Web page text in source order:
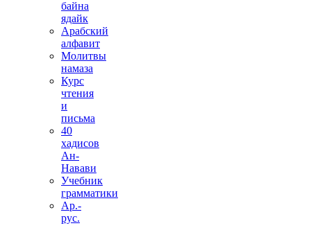
байна
ядайк
Арабский
алфавит
Молитвы
намаза
Курс
чтения
и
письма
40
хадисов
Ан-
Навави
Учебник
грамматики
Ар.-
рус.